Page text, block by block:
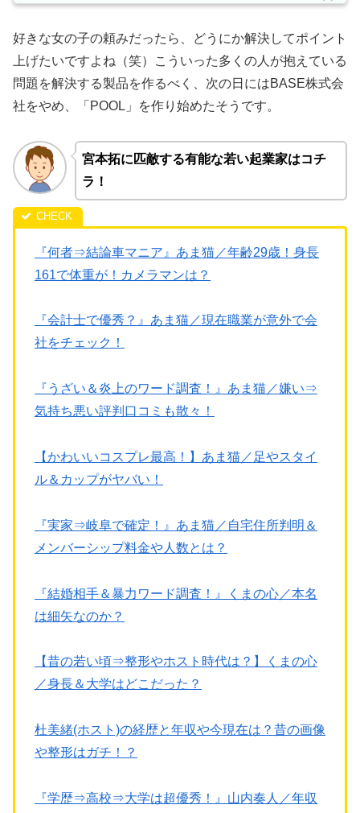
好きな女の子の頼みだったら、どうにか解決してポイント
上げたいですよね（笑）こういった多くの人が抱えている
問題を解決する製品を作るべく、次の日にはBASE株式会
社をやめ、「POOL」を作り始めたそうです。
宮本拓に匹敵する有能な若い起業家はコチ
ラ！
『何者⇒結論車マニア』あま猫／年齢29歳！身長
161で体重が！カメラマンは？
『会計士で優秀？』あま猫／現在職業が意外で会
社をチェック！
『うざい＆炎上のワード調査！』あま猫／嫌い⇒
気持ち悪い評判口コミも散々！
【かわいいコスプレ最高！】あま猫／足やスタイ
ル＆カップがヤバい！
『実家⇒岐阜で確定！』あま猫／自宅住所判明＆
メンバーシップ料金や人数とは？
『結婚相手＆暴力ワード調査！』くまの心／本名
は細矢なのか？
【昔の若い頃⇒整形やホスト時代は？】くまの心
／身長＆大学はどこだった？
杜美緒(ホスト)の経歴と年収や今現在は？昔の画像
や整形はガチ！？
『学歴⇒高校⇒大学は超優秀！』山内奏人／年収